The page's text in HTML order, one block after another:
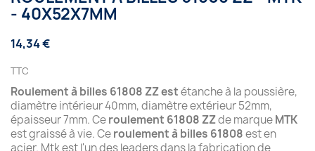
- 40X52X7MM
14,34 €
TTC
Roulement à billes 61808 ZZ estétanche à la poussière,
diamètre intérieur 40mm, diamètre extérieur 52mm,
épaisseur 7mm. Ceroulement 61808 ZZde marqueMTK
est graissé à vie. Ceroulement à billes 61808est en
acier. Mtk est l'un des leaders dans la fabrication de